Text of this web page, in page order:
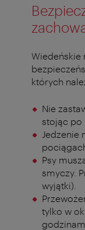
Wiedeńskie
których
Nie
stojąc po
Jedzenie
Psy
smyczy.
wyjątki).
tylko w